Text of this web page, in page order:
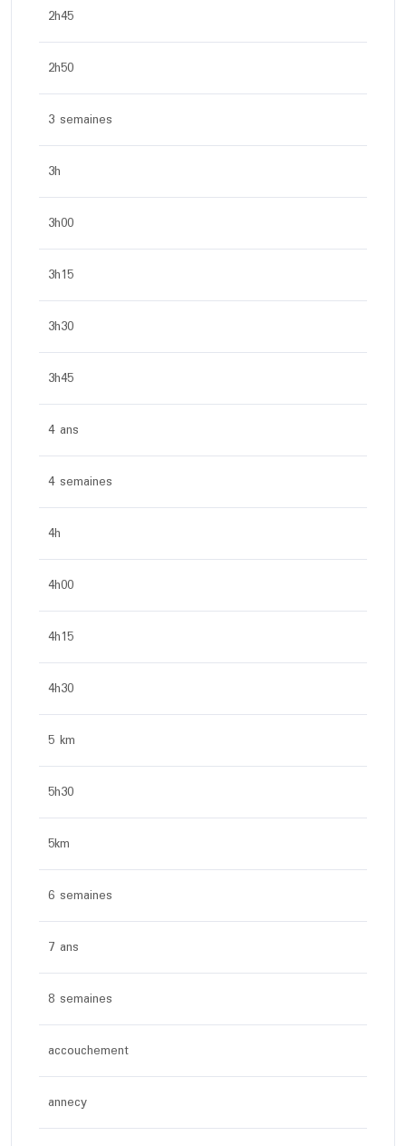
2h45
2h50
3 semaines
3h
3h00
3h15
3h30
3h45
4 ans
4 semaines
4h
4h00
4h15
4h30
5 km
5h30
5km
6 semaines
7 ans
8 semaines
accouchement
annecy